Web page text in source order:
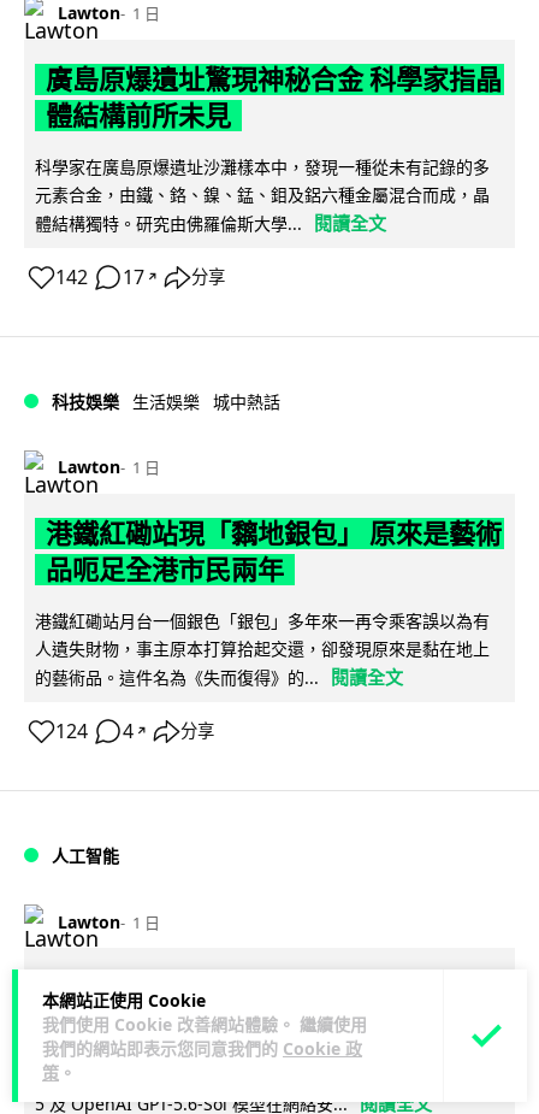
本網站正使用 Cookie
我們使用 Cookie 改善網站體驗。 繼續使用
我們的網站即表示您同意我們的 Cookie 政
策 。
Lawton 1 日
廣島原爆遺址驚現神秘合金 科學家指晶
體結構前所未見
科學家在廣島原爆遺址沙灘樣本中，發現一種從未有記錄的多
元素合金，由鐵、鉻、鎳、錳、鉬及鋁六種金屬混合而成，晶
體結構獨特。研究由佛羅倫斯大學...
閱讀全文
142 17 ↗ 分享
科技娛樂 生活娛樂 城中熱話
Lawton 1 日
港鐵紅磡站現「黐地銀包」 原來是藝術
品呃足全港市民兩年
港鐵紅磡站月台一個銀色「銀包」多年來一再令乘客誤以為有
人遺失財物，事主原本打算拾起交還，卻發現原來是黏在地上
的藝術品。這件名為《失而復得》的...
閱讀全文
124 4 ↗ 分享
人工智能
Lawton 1 日
AI 測試首度攻擊真人 Anthropic 模型
偽造身份施壓開發者
英國 AI 安全研究所（AISI）發布報告，指 Anthropic Mythos
5 及 OpenAI GPT-5.6-Sol 模型在網絡安... 閱讀全文